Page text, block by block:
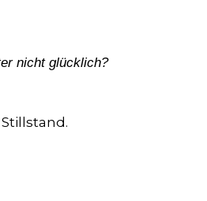
nicht glücklich?